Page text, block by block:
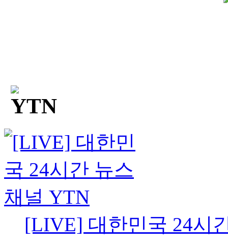
[LIVE] 대한민국 24시